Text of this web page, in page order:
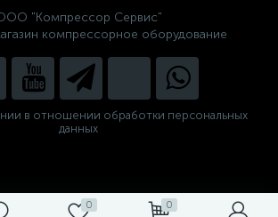
0 0
"Компрессор Сервис"
компрессорное оборудование
в отношении обработки персональных
данных